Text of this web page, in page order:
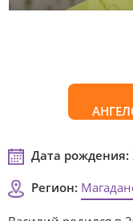
Дата рождения:
Регион: